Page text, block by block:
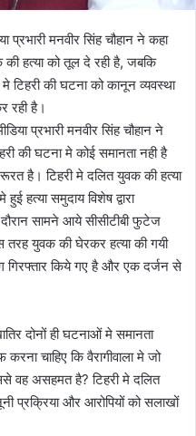
मनवीर सिंह चौहान ने कहा
हत्या को तूल दे रही है, जबकि
की घटना को कानून व्यवस्था
रही है।
प्रभारी मनवीर सिंह चौहान ने
की घटना मे कोई समानता नही है
है। टिहरी मे दलित युवक की हत्या
हत्या समुदाय विशेष द्वारा
सामने आये सीसीटीबी फुटेज
तरह युवक की घेरकर हत्या की गयी
गिरफ्तार किये गए है और एक दर्जन से
दोनों ही घटनाओं मे समानता
चाहिए कि वैरागीवाला मे जो
वह असहमत है? टिहरी मे दलित
प्रक्रिया और आरोपियों को सलाखों